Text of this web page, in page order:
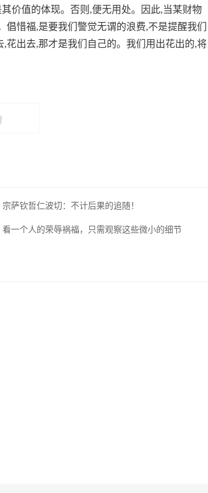
价值的体现。否则,便无用处。因此,当某财物
惜福,是要我们警觉无谓的浪费,不是提醒我们
花出去,那才是我们自己的。我们用出花出的,将
宗萨钦哲仁波切：不计后果的追随！
看一个人的荣辱祸福，只需观察这些微小的细节